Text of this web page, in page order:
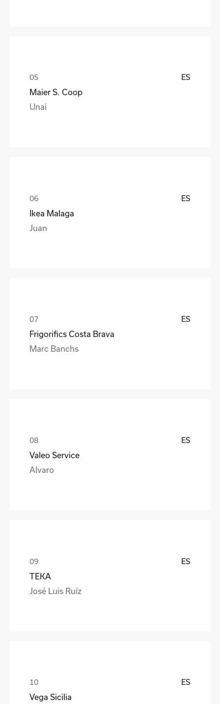
ES
Maier S. Coop
Unai
ES
Ikea Malaga
Juan
ES
Frigorifics Costa Brava
Marc Banchs
ES
Valeo Service
Alvaro
ES
TEKA
José Luis Ruíz
ES
Vega Sicilia